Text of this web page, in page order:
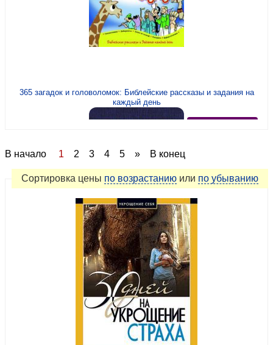
365 загадок и головоломок: Библейские рассказы и задания на
каждый день
Библейские разыскания и странствия по России
В начало 1 2 3 4 5 » В конец
Сортировка цены по возрастанию или по убыванию